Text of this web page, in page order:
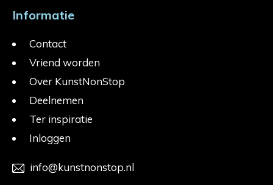
Informatie
Contact
Vriend worden
Over KunstNonStop
Deelnemen
Ter inspiratie
Inloggen
info@kunstnonstop.nl